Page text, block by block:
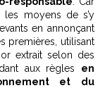
moyens de s’y
en annonçant
premières, utilisant
extrait selon des
aux règles en
et du